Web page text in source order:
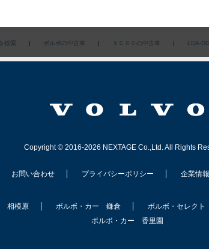
検索 | ボルボの中古車 | ＸＣ６０の中古車 | LDA-
Copyright © 2016-2026 NEXTAGE Co.,Ltd. All Rights
お問い合わせ プライバシーポリシー 企業情報
相模原 ボルボ・カー 鎌倉 ボルボ・セレク
ボルボ・カー 香里園